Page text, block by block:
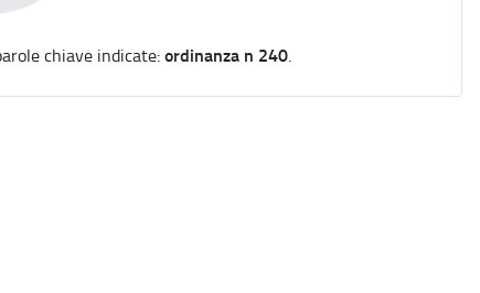
chiave indicate:ordinanza n 240.